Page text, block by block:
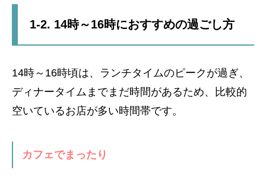
1-2. 14時～16時におすすめの過ごし方
14時～16時頃は、ランチタイムのピークが過ぎ、
ディナータイムまでまだ時間があるため、比較的
空いているお店が多い時間帯です。
カフェでまったり